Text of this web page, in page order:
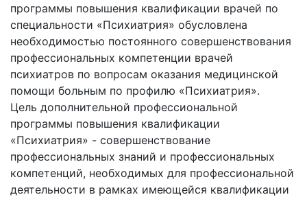
программы повышения квалификации врачей по
специальности «Психиатрия» обусловлена
необходимостью постоянного совершенствования
профессиональных компетенции врачей
психиатров по вопросам оказания медицинской
помощи больным по профилю «Психиатрия».
Цель дополнительной профессиональной
программы повышения квалификации
«Психиатрия» - совершенствование
профессиональных знаний и профессиональных
компетенций, необходимых для профессиональной
деятельности в рамках имеющейся квалификации